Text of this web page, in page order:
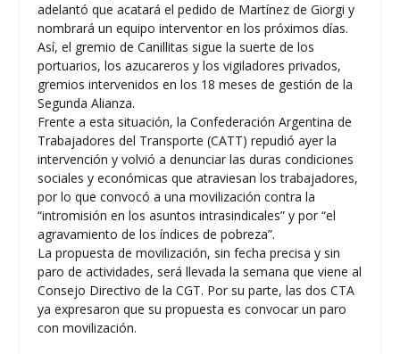
adelantó que acatará el pedido de Martínez de Giorgi y
nombrará un equipo interventor en los próximos días.
Así, el gremio de Canillitas sigue la suerte de los
portuarios, los azucareros y los vigiladores privados,
gremios intervenidos en los 18 meses de gestión de la
Segunda Alianza.
Frente a esta situación, la Confederación Argentina de
Trabajadores del Transporte (CATT) repudió ayer la
intervención y volvió a denunciar las duras condiciones
sociales y económicas que atraviesan los trabajadores,
por lo que convocó a una movilización contra la
“intromisión en los asuntos intrasindicales” y por “el
agravamiento de los índices de pobreza”.
La propuesta de movilización, sin fecha precisa y sin
paro de actividades, será llevada la semana que viene al
Consejo Directivo de la CGT. Por su parte, las dos CTA
ya expresaron que su propuesta es convocar un paro
con movilización.